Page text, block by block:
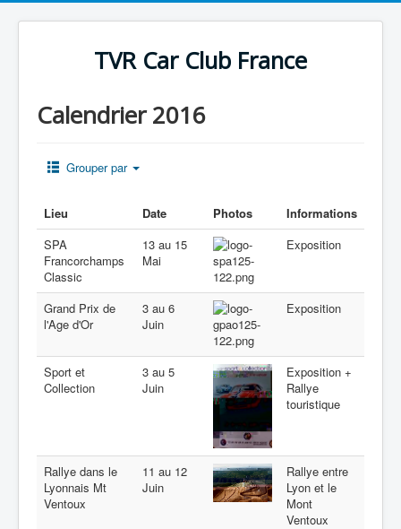
TVR Car Club France
Calendrier 2016
Grouper par
Lieu Date Photos
Informations
SPA
Francorchamps
Classic
13 au 15
Mai
Exposition
Grand Prix de
l'Age d'Or
3 au 6
Juin
Exposition
Sport et
Collection
3 au 5
Juin
Exposition +
Rallye
touristique
Rallye dans le
Lyonnais Mt
Ventoux
11 au 12
Juin
Rallye entre
Lyon et le
Mont
Ventoux